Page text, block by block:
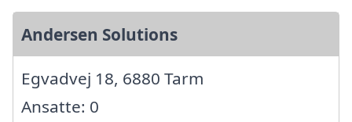
Andersen Solutions
Egvadvej 18, 6880 Tarm
Ansatte: 0